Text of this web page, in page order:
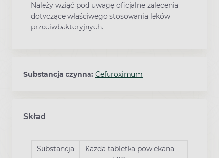
Należy wziąć pod uwagę oficjalne zalecenia
dotyczące właściwego stosowania leków
przeciwbakteryjnych.
Substancja czynna: Cefuroximum
Skład
Substancja
Każda tabletka powlekana